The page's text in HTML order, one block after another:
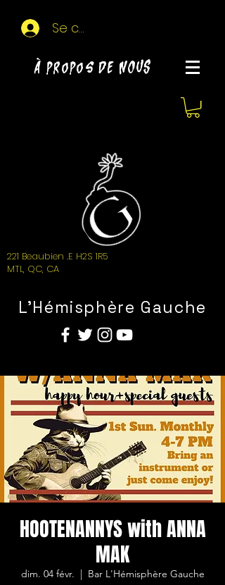
Se connecter
À propos de NOUS
221 Beaubien .E H2S 1R5
MTL, QC, CA
L'Hémisphère Gauche
HOOTENANNYS with ANNA
MAK
dim. 04 févr. Bar L'Hémisphère Gauche